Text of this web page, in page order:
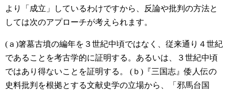
より「成立」しているわけですから、反論や批判の方法と
しては次のアプローチが考えられます。
(ａ)箸墓古墳の編年を３世紀中頃ではなく、従来通り４世紀
であることを考古学的に証明する。あるいは、３世紀中頃
ではあり得ないことを証明する。
(ｂ)『三国志』倭人伝の
史料批判を根拠とする文献史学の立場から、「邪馬台国